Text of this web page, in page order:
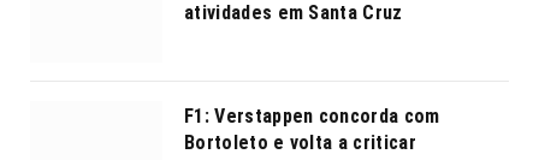
atividades em Santa Cruz
F1: Verstappen concorda com
Bortoleto e volta a criticar